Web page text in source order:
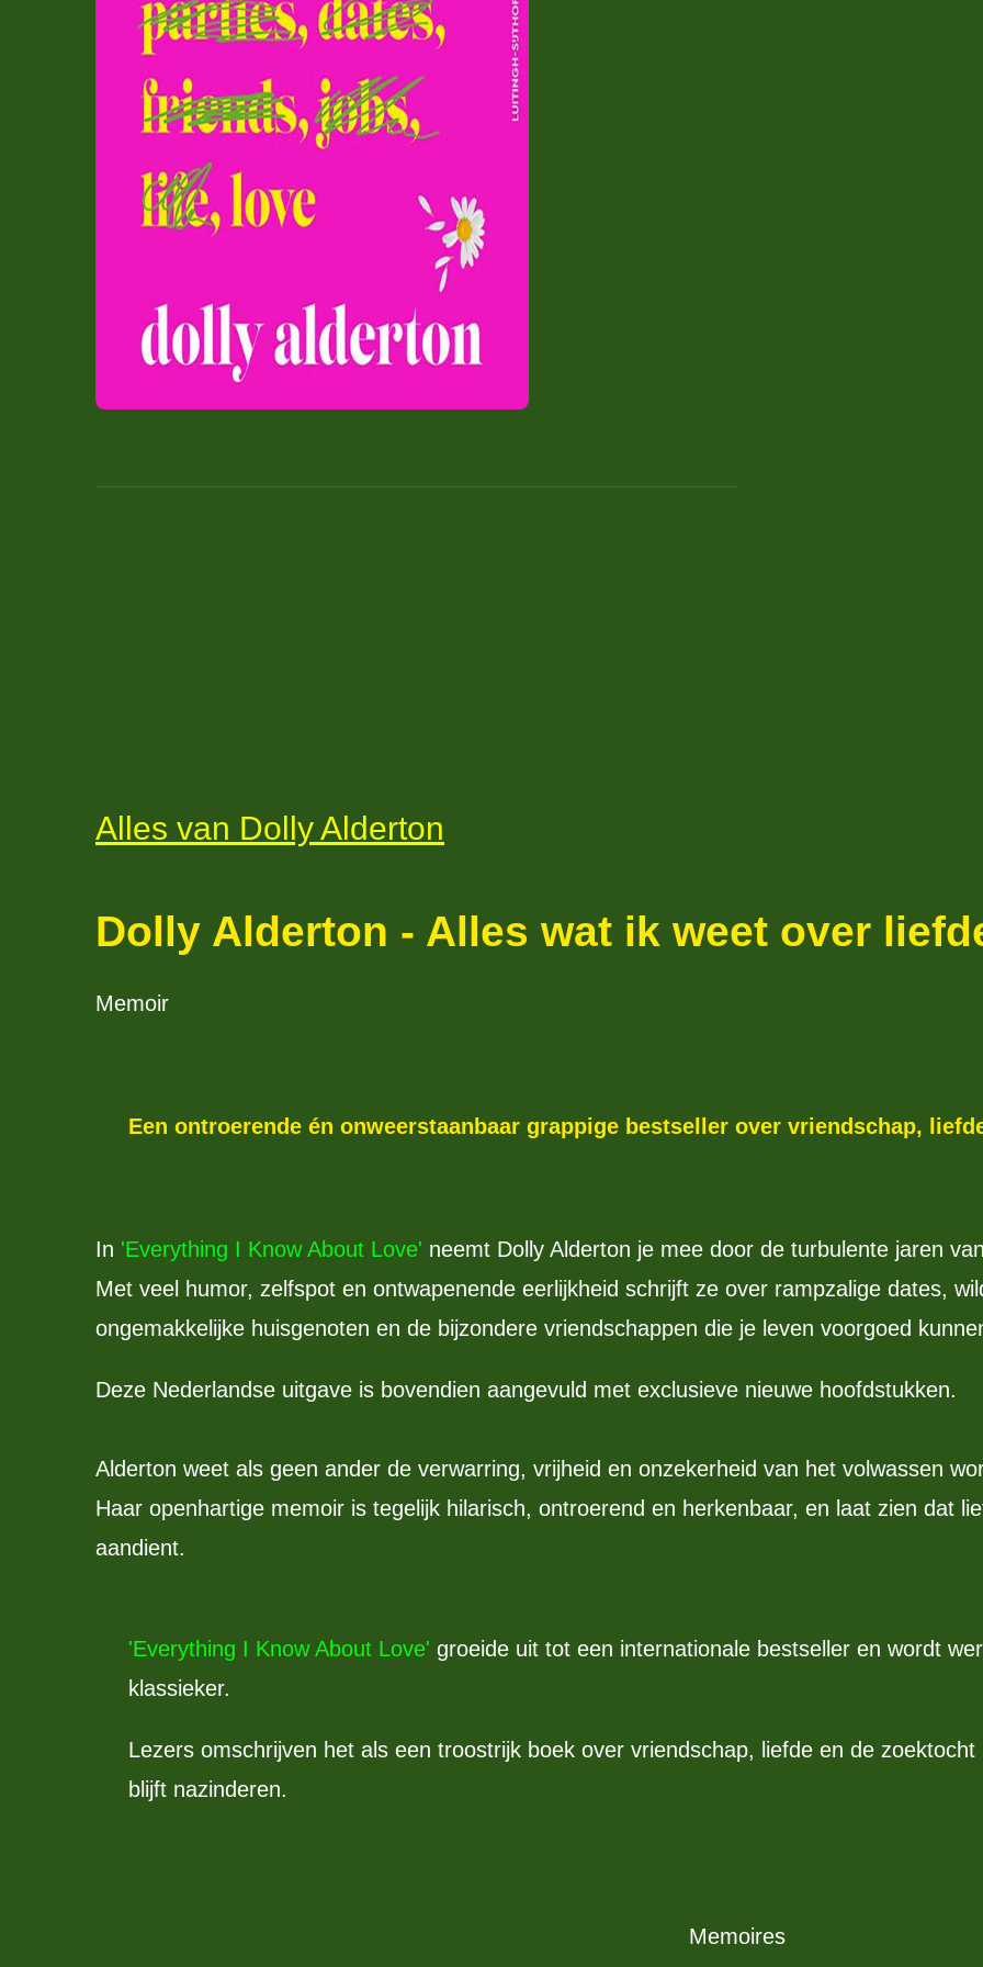
Alles van DollyAlderton
Dolly Alderton - Alles wat ik weet over
Memoir
Een ontroerende én onweerstaanbaar grappige bestseller over vriendschap,
In 'Everything I Know About Love' neemt Dolly Alderton je mee door de turbulente jaren
Met veel humor, zelfspot en ontwapenende eerlijkheid schrijft ze over rampzalige dates,
ongemakkelijke huisgenoten en de bijzondere vriendschappen die je leven voorgoed
Deze Nederlandse uitgave is bovendien aangevuld met exclusieve nieuwe hoofdstukken.
Alderton weet als geen ander de verwarring, vrijheid en onzekerheid van het volwassen
Haar openhartige memoir is tegelijk hilarisch, ontroerend en herkenbaar, en laat zien dat
aandient.
'Everything I Know About Love' groeide uit tot een internationale bestseller en wordt
klassieker.
Lezers omschrijven het als een troostrijk boek over vriendschap, liefde en de
blijft nazinderen.
Memoires